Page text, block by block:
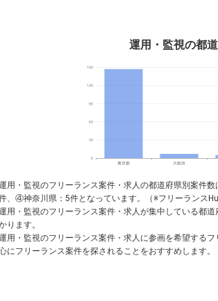
Java JP1 Unix Shell
ア ネットワークエンジニア SRE
運用・監視の都
用・監視のフリーランス案件・求人の都道府県別案
、④神奈川県：5件となっています。（※フリーランス
用・監視のフリーランス案件・求人が集中している
ります。
用・監視のフリーランス案件・求人に参画を希望す
にフリーランス案件を探されることをおすすめします。